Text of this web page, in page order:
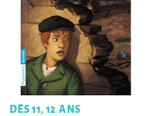
DÈS 11, 12 ANS